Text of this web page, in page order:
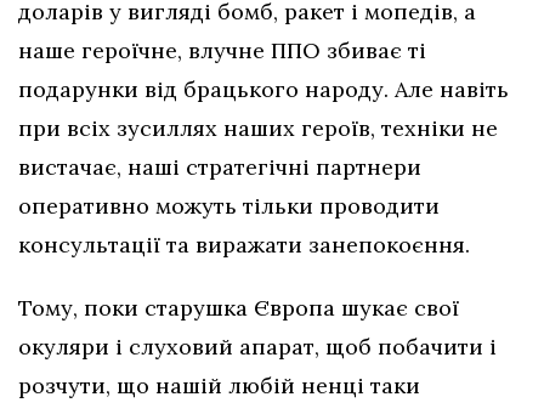
доларів у вигляді бомб, ракет і мопедів, а
наше героїчне, влучне ППО збиває ті
подарунки від брацького народу. Але навіть
при всіх зусиллях наших героїв, техніки не
вистачає, наші стратегічні партнери
оперативно можуть тільки проводити
консультації та виражати занепокоєння.
Тому, поки старушка Європа шукає свої
окуляри і слуховий апарат, щоб побачити і
розчути, що нашій любій ненці таки